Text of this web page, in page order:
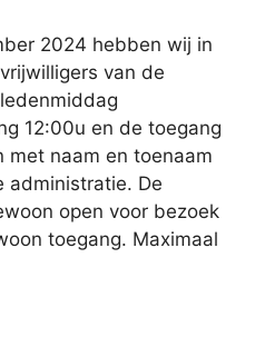
2024 hebben wij in
van de
12:00u en de toegang
met naam en toenaam
administratie. De
open voor bezoek
toegang. Maximaal